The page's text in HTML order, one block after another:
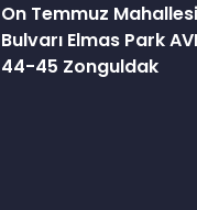
On Temmuz
Bulvarı Elmas Park
44-45 Zonguldak